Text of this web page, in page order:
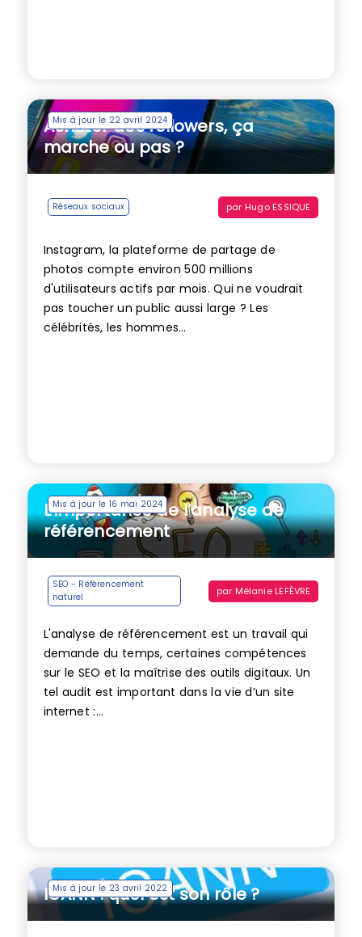
Mis à jour le 22 avril 2024
Acheter des followers, ça
marche ou pas ?
Réseaux sociaux par Hugo ESSIQUE
Instagram, la plateforme de partage de
photos compte environ 500 millions
d'utilisateurs actifs par mois. Qui ne voudrait
pas toucher un public aussi large ? Les
célébrités, les hommes...
Mis à jour le 16 mai 2024
L’importance de l’analyse de
référencement
SEO - Référencement
naturel
par Mélanie LEFÈVRE
L'analyse de référencement est un travail qui
demande du temps, certaines compétences
sur le SEO et la maîtrise des outils digitaux. Un
tel audit est important dans la vie d’un site
internet :...
Mis à jour le 23 avril 2022
ICANN : quel est son rôle ?